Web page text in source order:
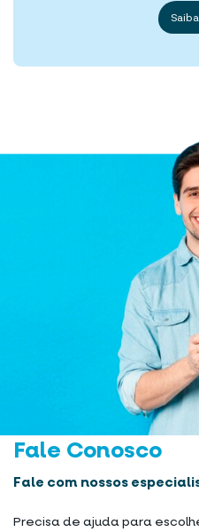
Fale Conosco
Fale com nossos
Precisa de ajuda para